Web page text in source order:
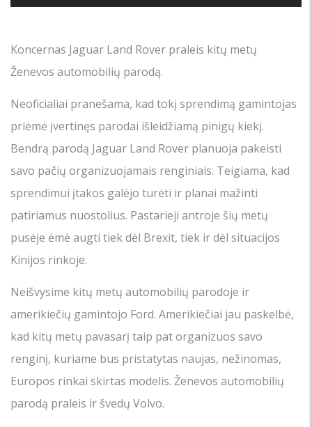
Koncernas Jaguar Land Rover praleis kitų metų
Ženevos automobilių parodą.
Neoficialiai pranešama, kad tokį sprendimą gamintojas
priėmė įvertinęs parodai išleidžiamą pinigų kiekį.
Bendrą parodą Jaguar Land Rover planuoja pakeisti
savo pačių organizuojamais renginiais. Teigiama, kad
sprendimui įtakos galėjo turėti ir planai mažinti
patiriamus nuostolius. Pastarieji antroje šių metų
pusėje ėmė augti tiek dėl Brexit, tiek ir dėl situacijos
Kinijos rinkoje.
Neišvysime kitų metų automobilių parodoje ir
amerikiečių gamintojo Ford. Amerikiečiai jau paskelbė,
kad kitų metų pavasarį taip pat organizuos savo
renginį, kuriame bus pristatytas naujas, nežinomas,
Europos rinkai skirtas modelis. Ženevos automobilių
parodą praleis ir švedų Volvo.